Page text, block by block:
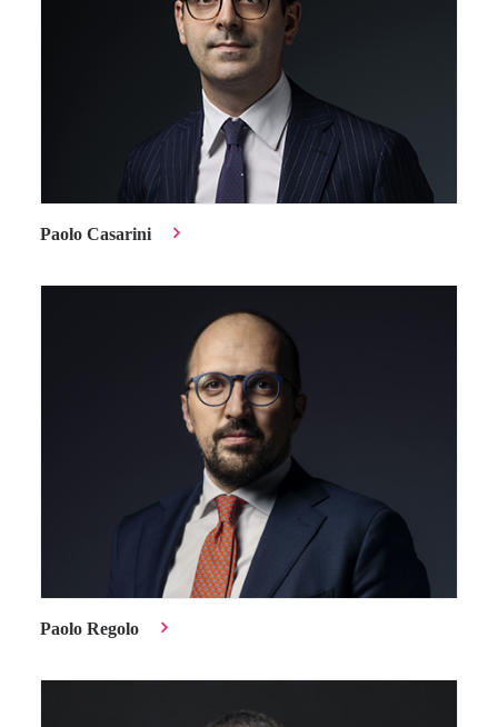
Paolo Casarini
Paolo Regolo